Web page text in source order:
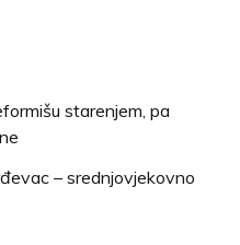
starenjem, pa
– srednjovjekovno